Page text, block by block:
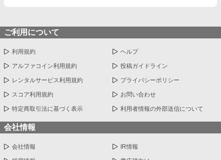
ご利用について
利用規約 ヘルプ
アルファコイン利用規約 投稿ガイドライン
レンタルサービス利用規約 プライバシーポリシー
スコア利用規約 お問い合わせ
特定商取引法に基づく表示 利用者情報の外部送信について
会社情報
会社情報 IR情報